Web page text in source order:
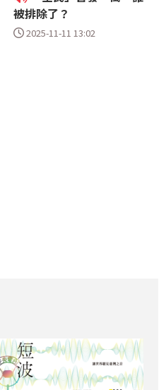
被排除了？
2025-11-11 13:02